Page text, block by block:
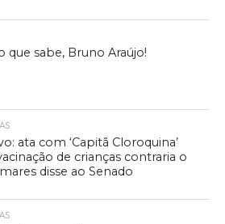
que sabe, Bruno Araújo!
ata com ‘Capitã Cloroquina’
de crianças contraria o
disse ao Senado